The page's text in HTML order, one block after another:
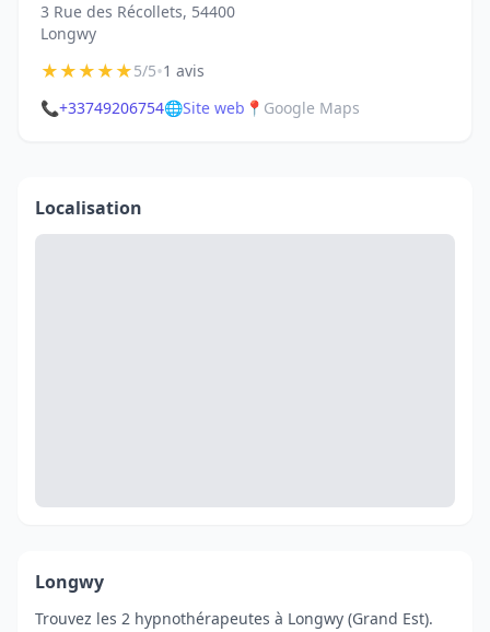
3 Rue des Récollets, 54400
Longwy
★★★★★5/5•1 avis
📞+33749206754🌐Site web 📍 Google Maps
Localisation
Longwy
Trouvez les 2 hypnothérapeutes à Longwy (Grand Est).